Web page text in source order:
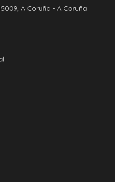
A Coruña - A Coruña